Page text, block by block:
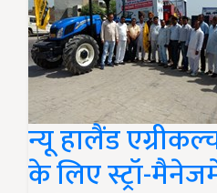
न्यू हालैंड
के लिए स्ट्रॉ-